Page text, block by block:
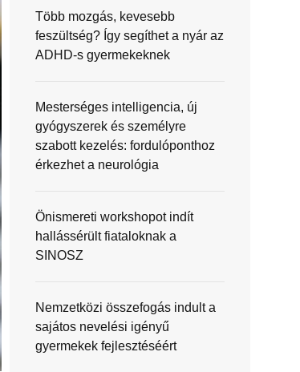
Több mozgás, kevesebb
feszültség? Így segíthet a nyár az
ADHD-s gyermekeknek
Mesterséges intelligencia, új
gyógyszerek és személyre
szabott kezelés: fordulóponthoz
érkezhet a neurológia
Önismereti workshopot indít
hallássérült fiataloknak a
SINOSZ
Nemzetközi összefogás indult a
sajátos nevelési igényű
gyermekek fejlesztéséért